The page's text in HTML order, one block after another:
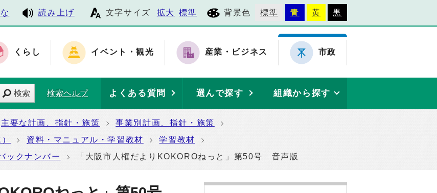
読み上げ 文字サイズ 拡大 標準 背景色 標準 青 黄 黒
くらし イベント・観光 産業・ビジネス 市政
検索 検索ヘルプ よくある質問 選んで探す 組織から探す
主要な計画、指針・施策
事業別計画、指針・施策
資料・マニュアル・学習教材
学習教材
ックナンバー
「大阪市人権だよりKOKOROねっと」第50号 音声版